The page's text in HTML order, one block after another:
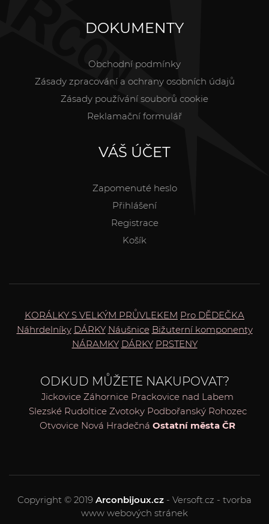
DOKUMENTY
Obchodní podmínky
Zásady zpracování a ochrany osobních údajů
Zásady používání souborů cookie
Reklamační formulář
VÁŠ ÚČET
Zapomenuté heslo
Přihlášení
Registrace
Košík
KORÁLKY S VELKÝM PRŮVLEKEM Pro DĚDEČKA
Náhrdelníky DÁRKY Náušnice Bižuterní komponenty
NÁRAMKY DÁRKY PRSTENY
ODKUD MŮŽETE NAKUPOVAT?
Jickovice Záhornice Prackovice nad Labem
Slezské Rudoltice Zvotoky Podbořanský Rohozec
Otvovice Nová Hradečná Ostatní města ČR
Copyright © 2019 Arconbijoux.cz - Versoft.cz - tvorba
www webových stránek